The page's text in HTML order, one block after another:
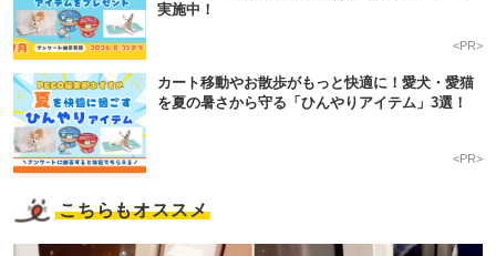
実施中！
<PR>
カート移動やお散歩がもっと快適に！愛犬・愛猫
を夏の暑さから守る「ひんやりアイテム」3選！
<PR>
こちらもオススメ